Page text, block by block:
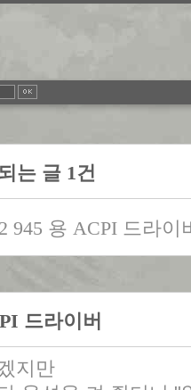
는 글 1건
945 용 ACPI 드라이
드라이버
지만